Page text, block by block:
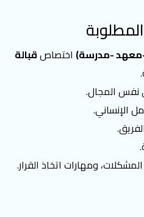
معهد -مدرسة) اختصاصقبالة
نفس المجال.
الإنساني.
ومهارات اتخاذ القرار.